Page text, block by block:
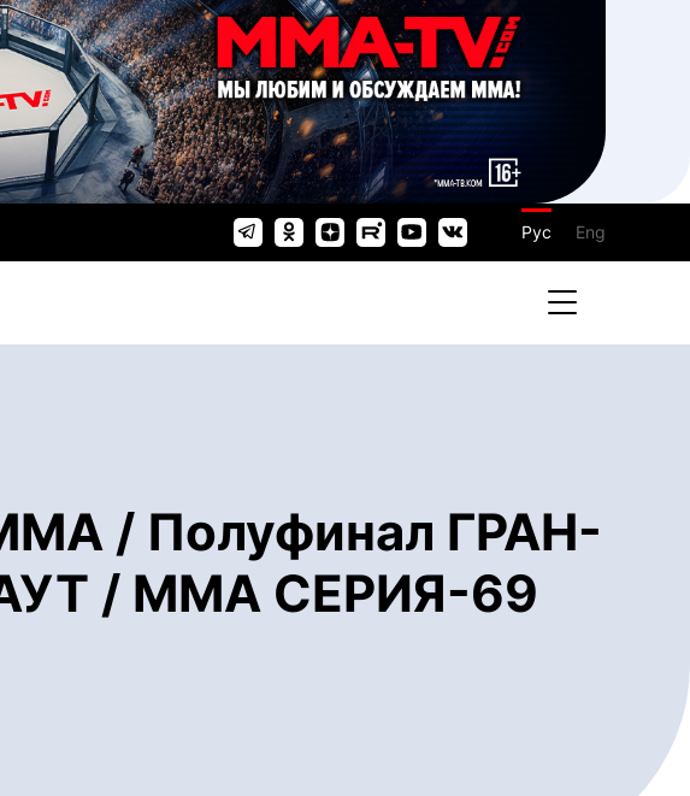
Рус Eng
/ Полуфинал ГРАН-
/ ММА СЕРИЯ-69